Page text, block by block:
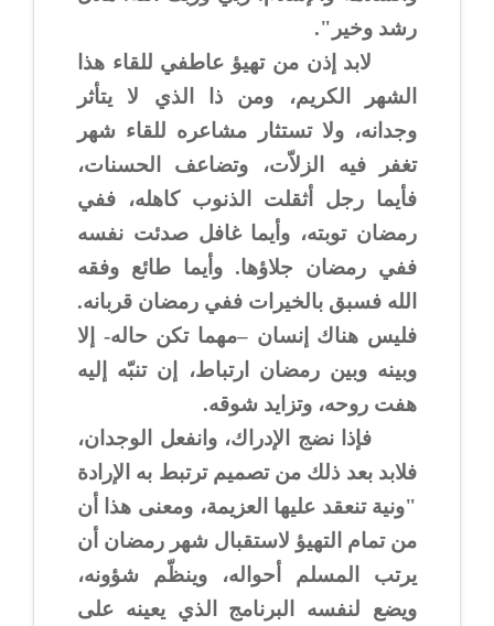
رشد وخير".
لابد إذن من تهيؤ عاطفي للقاء هذا
الشهر الكريم، ومن ذا الذي لا يتأثر
وجدانه، ولا تستثار مشاعره للقاء شهر
تغفر فيه الزلاّت، وتضاعف الحسنات،
فأيما رجل أثقلت الذنوب كاهله، ففي
رمضان توبته، وأيما غافل صدئت نفسه
ففي رمضان جلاؤها. وأيما طائع وفقه
الله فسبق بالخيرات ففي رمضان قربانه.
فليس هناك إنسان –مهما تكن حاله- إلا
وبينه وبين رمضان ارتباط، إن تنبّه إليه
هفت روحه، وتزايد شوقه.
فإذا نضج الإدراك، وانفعل الوجدان،
فلابد بعد ذلك من تصميم ترتبط به الإرادة
"ونية تنعقد عليها العزيمة، ومعنى هذا أن
من تمام التهيؤ لاستقبال شهر رمضان أن
يرتب المسلم أحواله، وينظّم شؤونه،
ويضع لنفسه البرنامج الذي يعينه على